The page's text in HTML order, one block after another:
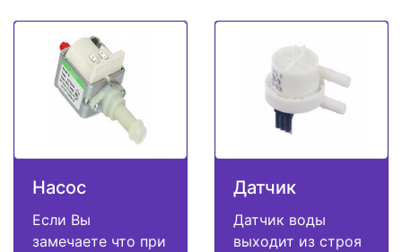
Насос
Если Вы
замечаете что при
Датчик
Датчик воды
выходит из строя